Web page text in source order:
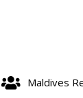
Maldives